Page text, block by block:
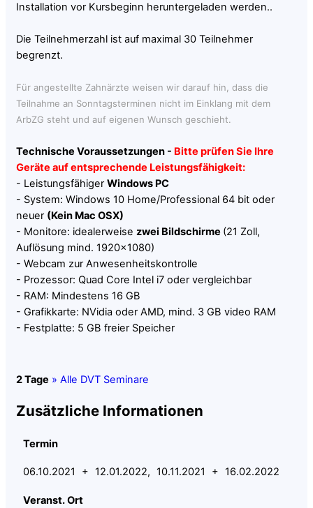
Installation vor Kursbeginn heruntergeladen werden..
Die Teilnehmerzahl ist auf maximal 30 Teilnehmer
begrenzt.
Für angestellte Zahnärzte weisen wir darauf hin, dass die
Teilnahme an Sonntagsterminen nicht im Einklang mit dem
ArbZG steht und auf eigenen Wunsch geschieht.
Technische Voraussetzungen - Bitte prüfen Sie Ihre
Geräte auf entsprechende Leistungsfähigkeit:
- Leistungsfähiger Windows PC
- System: Windows 10 Home/Professional 64 bit oder
neuer (Kein Mac OSX)
- Monitore: idealerweise zwei Bildschirme (21 Zoll,
Auflösung mind. 1920x1080)
- Webcam zur Anwesenheitskontrolle
- Prozessor: Quad Core Intel i7 oder vergleichbar
- RAM: Mindestens 16 GB
- Grafikkarte: NVidia oder AMD, mind. 3 GB video RAM
- Festplatte: 5 GB freier Speicher
2 Tage » Alle DVT Seminare
Zusätzliche Informationen
Termin
06.10.2021 + 12.01.2022, 10.11.2021 + 16.02.2022
Veranst. Ort